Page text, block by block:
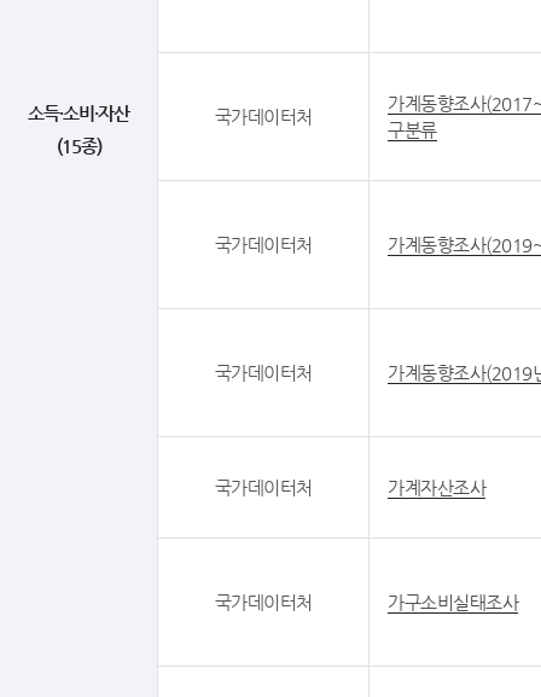
소득·소비·자산
(15종)
국가데이터처
가계동향조사
구분류
국가데이터처 가계동향조사
국가데이터처 가계동향조사(2019
국가데이터처 가계자산조사
국가데이터처 가구소비실태조사